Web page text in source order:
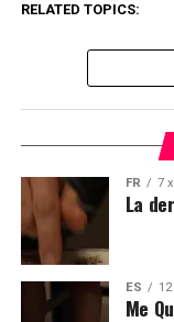
RELATED TOPICS:
FR 7
La
ES
Me